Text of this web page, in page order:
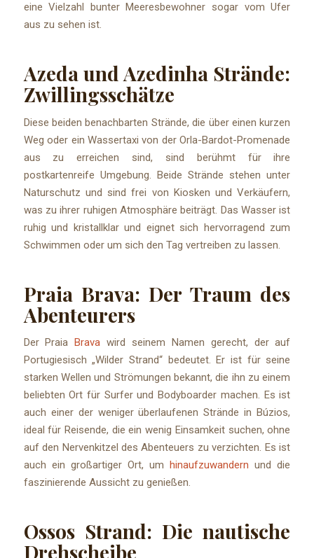
eine Vielzahl bunter Meeresbewohner sogar vom Ufer
aus zu sehen ist.
Azeda und Azedinha Strände:
Zwillingsschätze
Diese beiden benachbarten Strände, die über einen kurzen
Weg oder ein Wassertaxi von der Orla-Bardot-Promenade
aus zu erreichen sind, sind berühmt für ihre
postkartenreife Umgebung. Beide Strände stehen unter
Naturschutz und sind frei von Kiosken und Verkäufern,
was zu ihrer ruhigen Atmosphäre beiträgt. Das Wasser ist
ruhig und kristallklar und eignet sich hervorragend zum
Schwimmen oder um sich den Tag vertreiben zu lassen.
Praia Brava: Der Traum des
Abenteurers
Der Praia Brava wird seinem Namen gerecht, der auf
Portugiesisch „Wilder Strand“ bedeutet. Er ist für seine
starken Wellen und Strömungen bekannt, die ihn zu einem
beliebten Ort für Surfer und Bodyboarder machen. Es ist
auch einer der weniger überlaufenen Strände in Búzios,
ideal für Reisende, die ein wenig Einsamkeit suchen, ohne
auf den Nervenkitzel des Abenteuers zu verzichten. Es ist
auch ein großartiger Ort, um
hinaufzuwandern und die
faszinierende Aussicht zu genießen.
Ossos Strand: Die nautische
Drehscheibe